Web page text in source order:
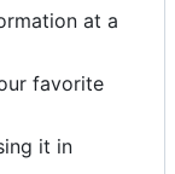
at a
favorite
it in